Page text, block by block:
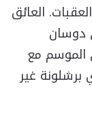
العائق
دوسان
يورو في الموسم مع
برشلونة غير